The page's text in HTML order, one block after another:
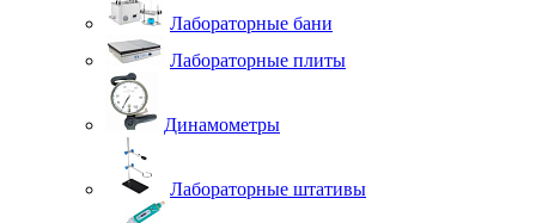
Лабораторные бани
Лабораторные плиты
Динамометры
Лабораторные штативы